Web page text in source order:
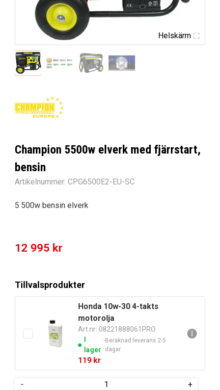
Helskärm
Champion 5500w elverk med fjärrstart,
bensin
Artikelnummer: CPG6500E2-EU-SC
5 500w bensin elverk
12 995 kr
Tillvalsprodukter
Honda 10w-30 4-takts
motorolja
Art.nr: 08221888061PRO
lager
Beräknad leverans 2-5
dagar
119 kr
ℹ
-
Champion
+